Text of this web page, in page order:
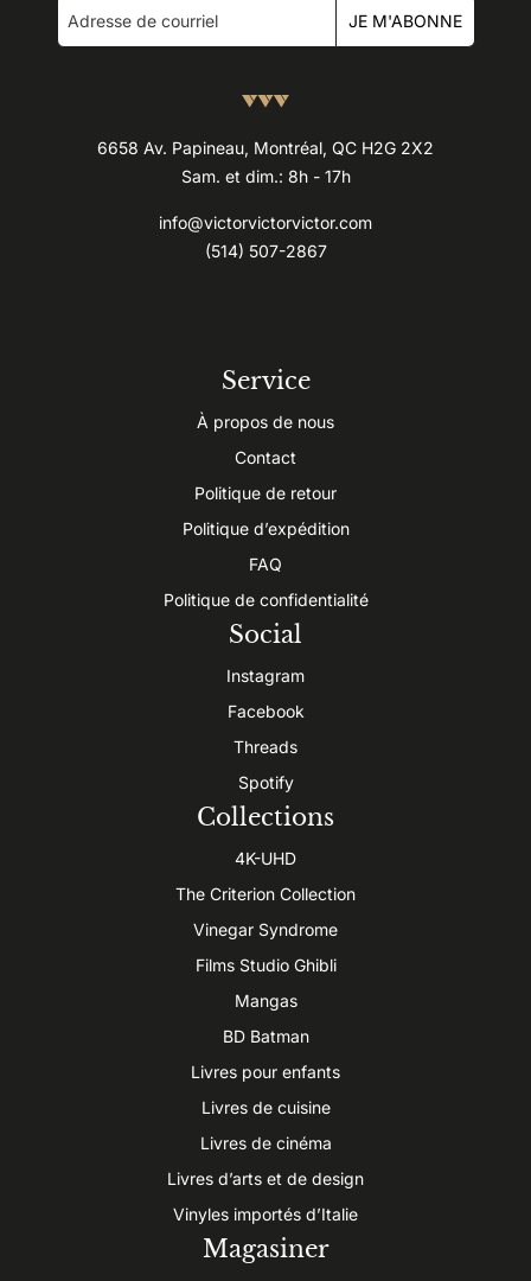
JE M'ABONNE
6658 Av. Papineau, Montréal, QC H2G 2X2
Sam. et dim.: 8h - 17h
info@victorvictorvictor.com
(514) 507-2867
Service
À propos de nous
Contact
Politique de retour
Politique d’expédition
FAQ
Politique de confidentialité
Social
Instagram
Facebook
Threads
Spotify
Collections
4K-UHD
The Criterion Collection
Vinegar Syndrome
Films Studio Ghibli
Mangas
BD Batman
Livres pour enfants
Livres de cuisine
Livres de cinéma
Livres d’arts et de design
Vinyles importés d’Italie
Magasiner